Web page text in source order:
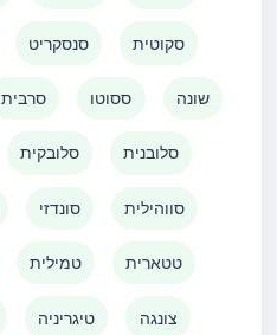
סנסקריט סקוטית
סרבית ססוטו שונה
סלובקית סלובנית
סונדזי סווהילית
טמילית טטארית
טיגריניה צונגה